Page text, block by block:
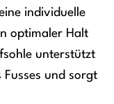
individuelle
optimaler Halt
unterstützt
und sorgt